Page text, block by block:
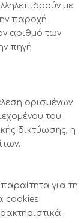
με
παροχή
αριθμό των
πηγή
ορισμένων
του
δικτύωσης, η
για τη
cookies